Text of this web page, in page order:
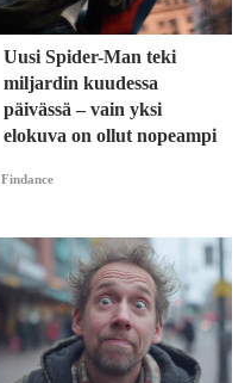
Uusi Spider-Man teki
miljardin kuudessa
päivässä – vain yksi
elokuva on ollut nopeampi
Findance